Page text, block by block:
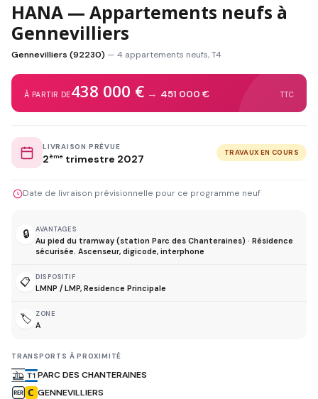
HANA — Appartements neufs à
Gennevilliers
Gennevilliers (92230) — 4 appartements neufs, T4
À PARTIR DE438 000 € → 451 000 € TTC
LIVRAISON PRÉVUE
2ème trimestre 2027 TRAVAUX EN COURS
Date de livraison prévisionnelle pour ce programme neuf
🔒 AVANTAGES
Au pied du tramway (station Parc des Chanteraines) · Résidence
sécurisée. Ascenseur, digicode, interphone
📋 DISPOSITIF
LMNP / LMP, Residence Principale
🏷️ ZONE
A
TRANSPORTS À PROXIMITÉ
PARC DES CHANTERAINES
GENNEVILLIERS